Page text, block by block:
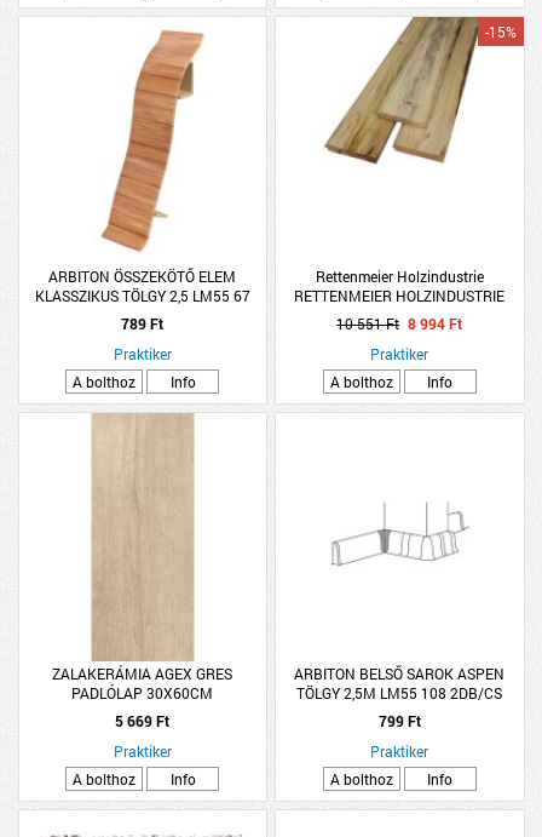
ARBITON ÖSSZEKÖTŐ ELEM
KLASSZIKUS TÖLGY 2,5 LM55 67
789 Ft
Praktiker
A bolthoz
Info
Rettenmeier Holzindustrie
RETTENMEIER HOLZINDUSTRIE
HAJÓPADLÓ II.-III.MINŐSÉG
19X96X3000MM 1,73M2/CS
LUCFENYŐ/FENYŐ
-15%
10 551 Ft 8 994 Ft
Praktiker
A bolthoz
Info
ZALAKERÁMIA AGEX GRES
PADLÓLAP 30X60CM
5 669 Ft
Praktiker
A bolthoz
Info
ARBITON BELSŐ SAROK ASPEN
TÖLGY 2,5M LM55 108 2DB/CS
799 Ft
Praktiker
A bolthoz
Info